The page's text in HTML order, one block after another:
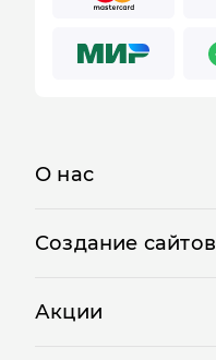
О нас
Создание сайтов
Акции